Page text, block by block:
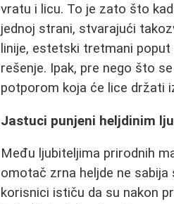
vratu i licu. To je zato što
jednoj strani, stvarajući
linije, estetski tretmani poput
rešenje. Ipak, pre nego što
potporom koja će lice držati
Jastuci punjeni heljdinim
Među ljubiteljima prirodnih
omotač zrna heljde ne
korisnici ističu da su nakon